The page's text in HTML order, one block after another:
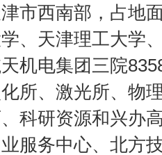
市西南部，占地
、天津理工大学
机电集团三院
所、激光所、物
科研资源和兴办
服务中心、北方